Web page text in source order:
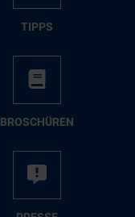
TIPPS
BRO­SCHÜ­REN